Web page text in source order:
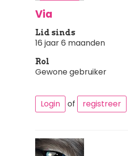
Via
Lid sinds
16 jaar 6 maanden
Rol
Gewone gebruiker
Login of registreer